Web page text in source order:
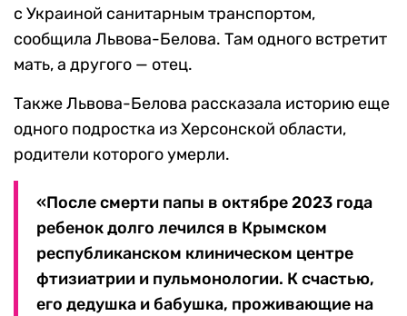
с Украиной санитарным транспортом,
сообщила Львова-Белова. Там одного встретит
мать, а другого — отец.
Также Львова-Белова рассказала историю еще
одного подростка из Херсонской области,
родители которого умерли.
«После смерти папы в октябре 2023 года
ребенок долго лечился в Крымском
республиканском клиническом центре
фтизиатрии и пульмонологии. К счастью,
его дедушка и бабушка, проживающие на